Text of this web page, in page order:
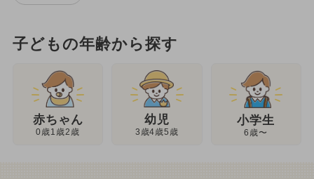
子どもの年齢から探す
赤ちゃん
0歳1歳2歳
幼児
3歳4歳5歳
小学生
6歳〜